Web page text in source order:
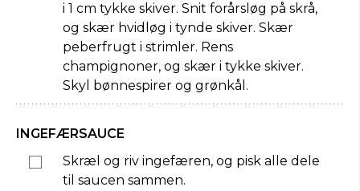
i 1 cm tykke skiver. Snit forårsløg på skrå,
og skær hvidløg i tynde skiver. Skær
peberfrugt i strimler. Rens
champignoner, og skær i tykke skiver.
Skyl bønnespirer og grønkål.
INGEFÆRSAUCE
Skræl og riv ingefæren, og pisk alle dele
til saucen sammen.